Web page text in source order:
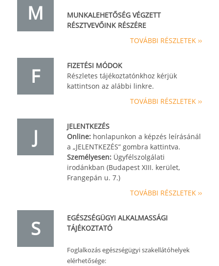
M
MUNKALEHETŐSÉG VÉGZETT
RÉSZTVEVŐINK RÉSZÉRE
TOVÁBBI RÉSZLETEK ››
F
FIZETÉSI MÓDOK
Részletes tájékoztatónkhoz kérjük
kattintson az alábbi linkre.
TOVÁBBI RÉSZLETEK ››
J
JELENTKEZÉS
Online: honlapunkon a képzés leírásánál
a „JELENTKEZÉS” gombra kattintva.
Személyesen: Ügyfélszolgálati
irodánkban (Budapest XIII. kerület,
Frangepán u. 7.)
TOVÁBBI RÉSZLETEK ››
S
EGÉSZSÉGÜGYI ALKALMASSÁGI
TÁJÉKOZTATÓ
Foglalkozás egészségügyi szakellátóhelyek
elérhetősége: